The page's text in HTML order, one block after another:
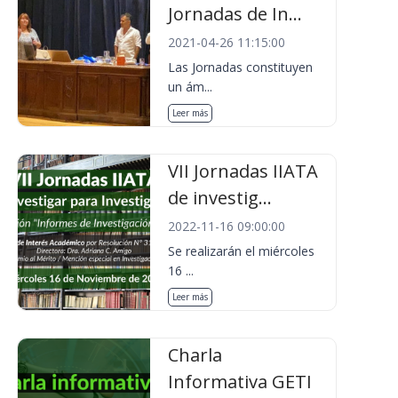
Jornadas de In...
2021-04-26 11:15:00
Las Jornadas constituyen
un ám...
Leer más
VII Jornadas IIATA
de investig...
2022-11-16 09:00:00
Se realizarán el miércoles
16 ...
Leer más
Charla
Informativa GETI